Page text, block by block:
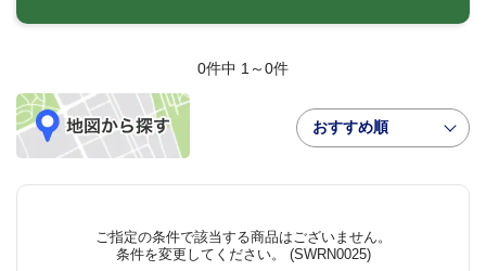
0件中 1～0件
おすすめ順
ご指定の条件で該当する商品はございません。
条件を変更してください。 (SWRN0025)